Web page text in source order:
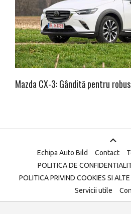
Mazda CX-3: Gândită pentru
Echipa Auto Bild Contact
POLITICA DE
POLITICA PRIVIND COOKIES SI
Servicii utile